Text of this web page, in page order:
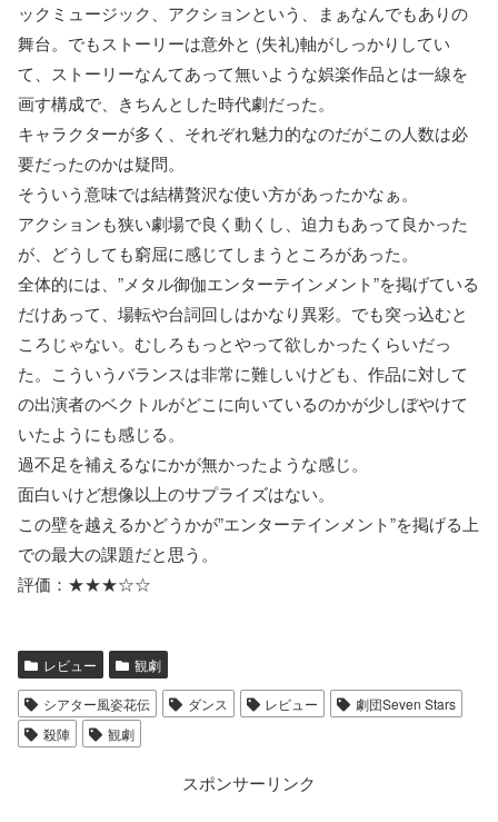
ックミュージック、アクションという、まぁなんでもありの
舞台。でもストーリーは意外と (失礼)軸がしっかりしてい
て、ストーリーなんてあって無いような娯楽作品とは一線を
画す構成で、きちんとした時代劇だった。
キャラクターが多く、それぞれ魅力的なのだがこの人数は必
要だったのかは疑問。
そういう意味では結構贅沢な使い方があったかなぁ。
アクションも狭い劇場で良く動くし、迫力もあって良かった
が、どうしても窮屈に感じてしまうところがあった。
全体的には、”メタル御伽エンターテインメント”を掲げている
だけあって、場転や台詞回しはかなり異彩。でも突っ込むと
ころじゃない。むしろもっとやって欲しかったくらいだっ
た。こういうバランスは非常に難しいけども、作品に対して
の出演者のベクトルがどこに向いているのかが少しぼやけて
いたようにも感じる。
過不足を補えるなにかが無かったような感じ。
面白いけど想像以上のサプライズはない。
この壁を越えるかどうかが”エンターテインメント”を掲げる上
での最大の課題だと思う。
評価：★★★☆☆
レビュー 観劇
シアター風姿花伝 ダンス レビュー
劇団Seven Stars
殺陣
観劇
スポンサーリンク